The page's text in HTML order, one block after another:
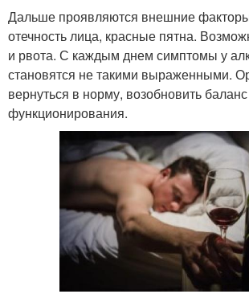
Дальше проявляются внешние
отечность лица, красные пятна.
и рвота. С каждым днем симптомы у
становятся не такими выраженными.
вернуться в норму, возобновить баланс
функционирования.